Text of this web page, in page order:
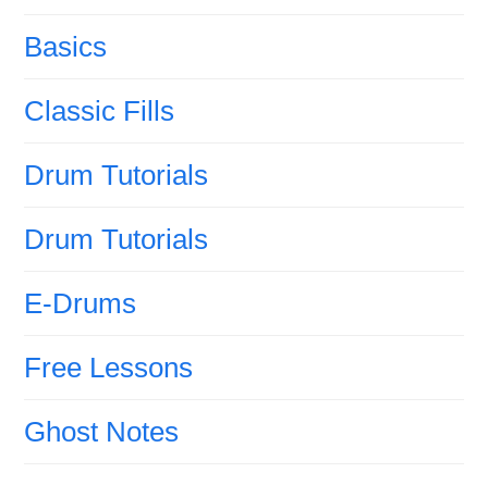
Basics
Classic Fills
Drum Tutorials
Drum Tutorials
E-Drums
Free Lessons
Ghost Notes